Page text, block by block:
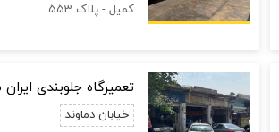
کمیل - پلاک 553
تعمیرگاه جلوبندی
خیابان دماوند